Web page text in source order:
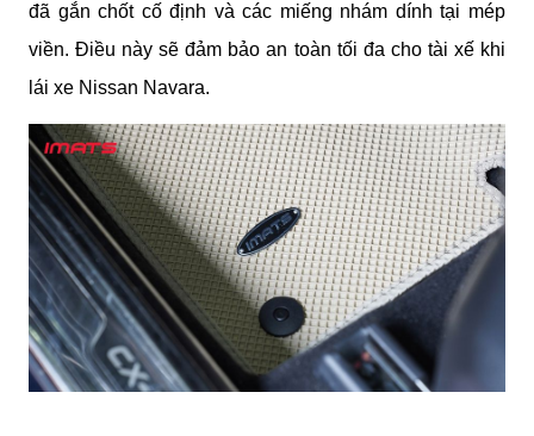
đã gắn chốt cố định và các miếng nhám dính tại mép
viền. Điều này sẽ đảm bảo an toàn tối đa cho tài xế khi
lái xe Nissan Navara.